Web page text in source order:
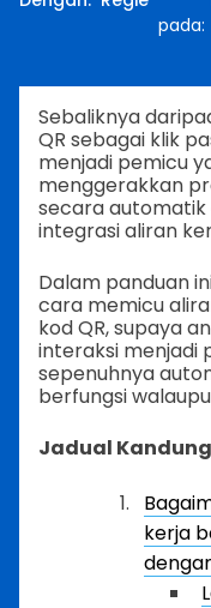
pada:
Sebaliknya
QR sebagai klik
menjadi pemicu
menggerakkan
secara
integrasi aliran
Dalam panduan
cara memicu
kod QR, supaya
interaksi menjadi
sepenuhnya
berfungsi
Jadual
kerja